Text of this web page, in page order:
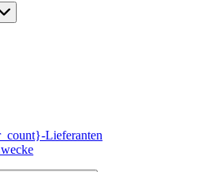
Lieferanten